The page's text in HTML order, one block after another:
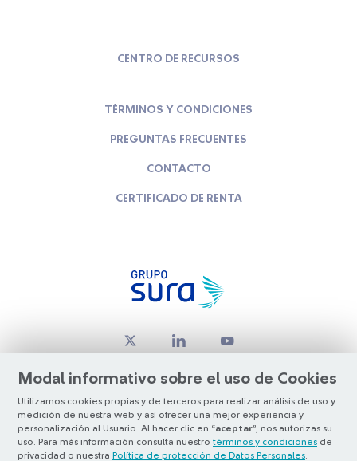
Modal informativo sobre el uso de Cookies
Utilizamos cookies propias y de terceros para realizar análisis de uso y
medición de nuestra web y así ofrecer una mejor experiencia y
personalización al Usuario. Al hacer clic en “aceptar”, nos autorizas su
uso. Para más información consulta nuestro términos y condiciones de
privacidad o nuestra Política de protección de Datos Personales
CENTRO DE RECURSOS
TÉRMINOS Y CONDICIONES
PREGUNTAS FRECUENTES
CONTACTO
CERTIFICADO DE RENTA
© Copyright Grupo SURA 2026